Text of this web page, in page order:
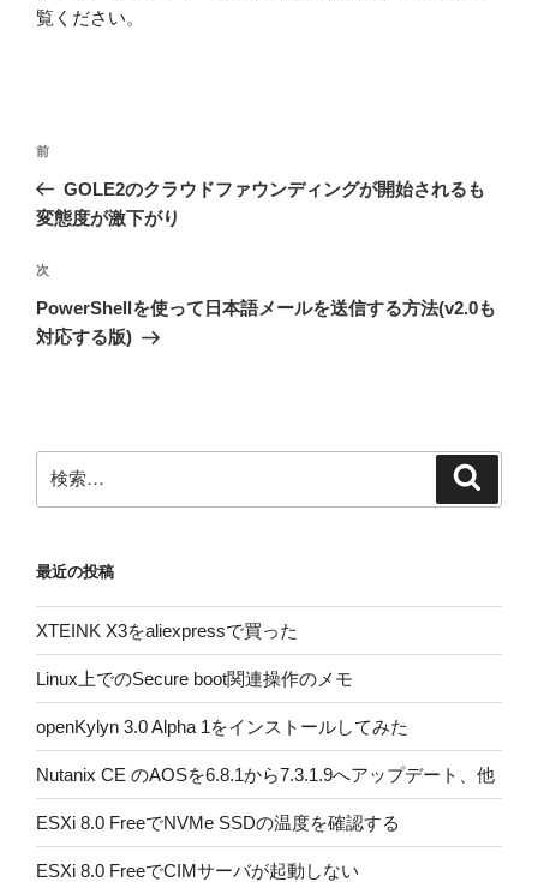
覧ください。
投
ナ
ゲ
ー
シ
前
の
投
前
GOLE2のクラウドファウンディングが開始されるも
変態度が激下がり
次
の
投
次
PowerShellを使って日本語メールを送信する方法(v2.0も
対応する版)
索:
最近の投稿
XTEINK X3をaliexpressで買った
Linux上でのSecure boot関連操作のメモ
openKylyn 3.0 Alpha 1をインストールしてみた
Nutanix CE のAOSを6.8.1から7.3.1.9へアップデート、他
ESXi 8.0 FreeでNVMe SSDの温度を確認する
ESXi 8.0 FreeでCIMサーバが起動しない